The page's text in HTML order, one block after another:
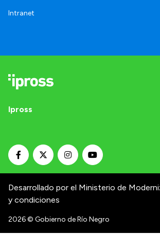
Intranet
Ipross
Desarrollado por el Ministerio de
y condiciones
2026© Gobierno de Río Negro